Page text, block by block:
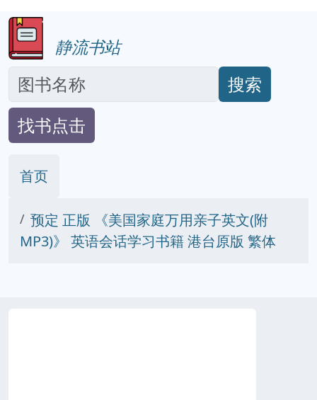
静流书站
搜索
找书点击
首页
预定 正版 《美国家庭万用亲子英文(附
MP3)》 英语会话学习书籍 港台原版 繁体